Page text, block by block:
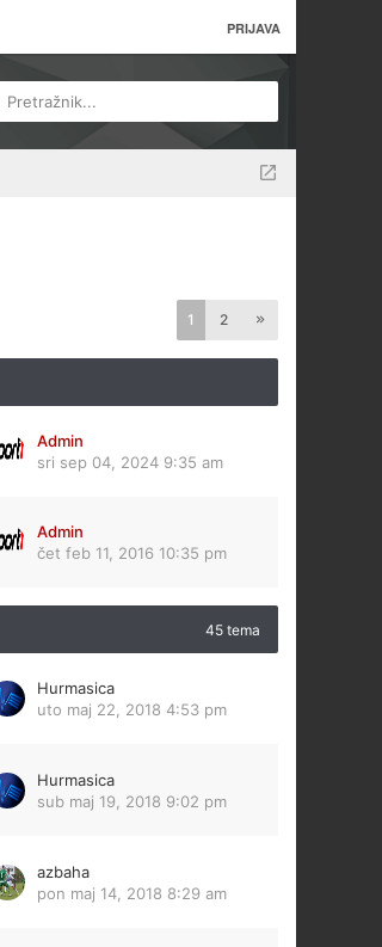
PRIJAVA
Pretražnik...
1 2
Admin
sri sep 04, 2024 9:35 am
Admin
čet feb 11, 2016 10:35 pm
45 tema
Hurmasica
uto maj 22, 2018 4:53 pm
Hurmasica
sub maj 19, 2018 9:02 pm
azbaha
pon maj 14, 2018 8:29 am